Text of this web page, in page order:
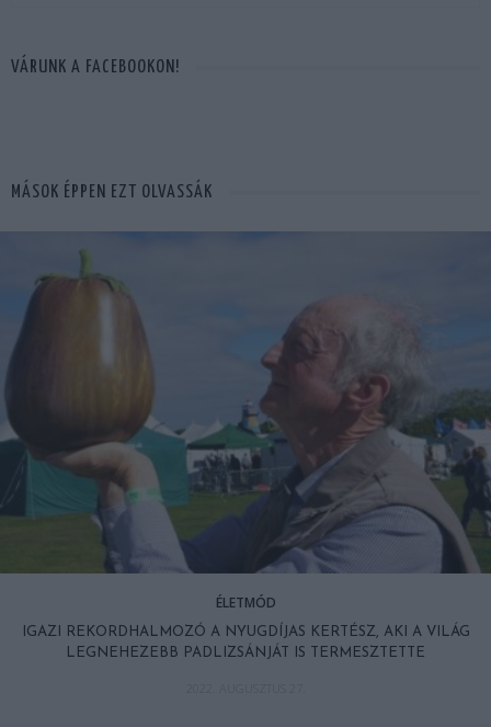
VÁRUNK A FACEBOOKON!
MÁSOK ÉPPEN EZT OLVASSÁK
ÉLETMÓD
IGAZI REKORDHALMOZÓ A NYUGDÍJAS KERTÉSZ, AKI A VILÁG
LEGNEHEZEBB PADLIZSÁNJÁT IS TERMESZTETTE